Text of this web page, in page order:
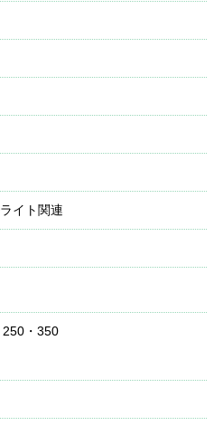
イト関連
250・350